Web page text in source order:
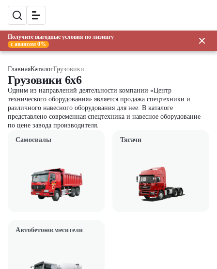
Получите выгодные условия по лизингу
с авансом 0%
ГлавнаяКаталогГрузовики
Грузовики 6x6
Одним из направлений деятельности компании «Центр
технического оборудования» является продажа спецтехники и
различного навесного оборудования для нее. В каталоге
представлено современная спецтехника и навесное оборудование
по цене завода производителя.
Самосвалы
Тягачи
Автобетоносмесители